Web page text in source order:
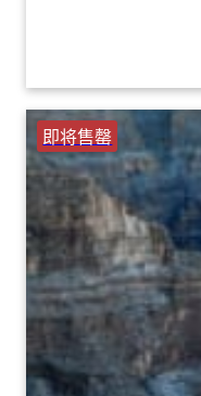
即将售罄